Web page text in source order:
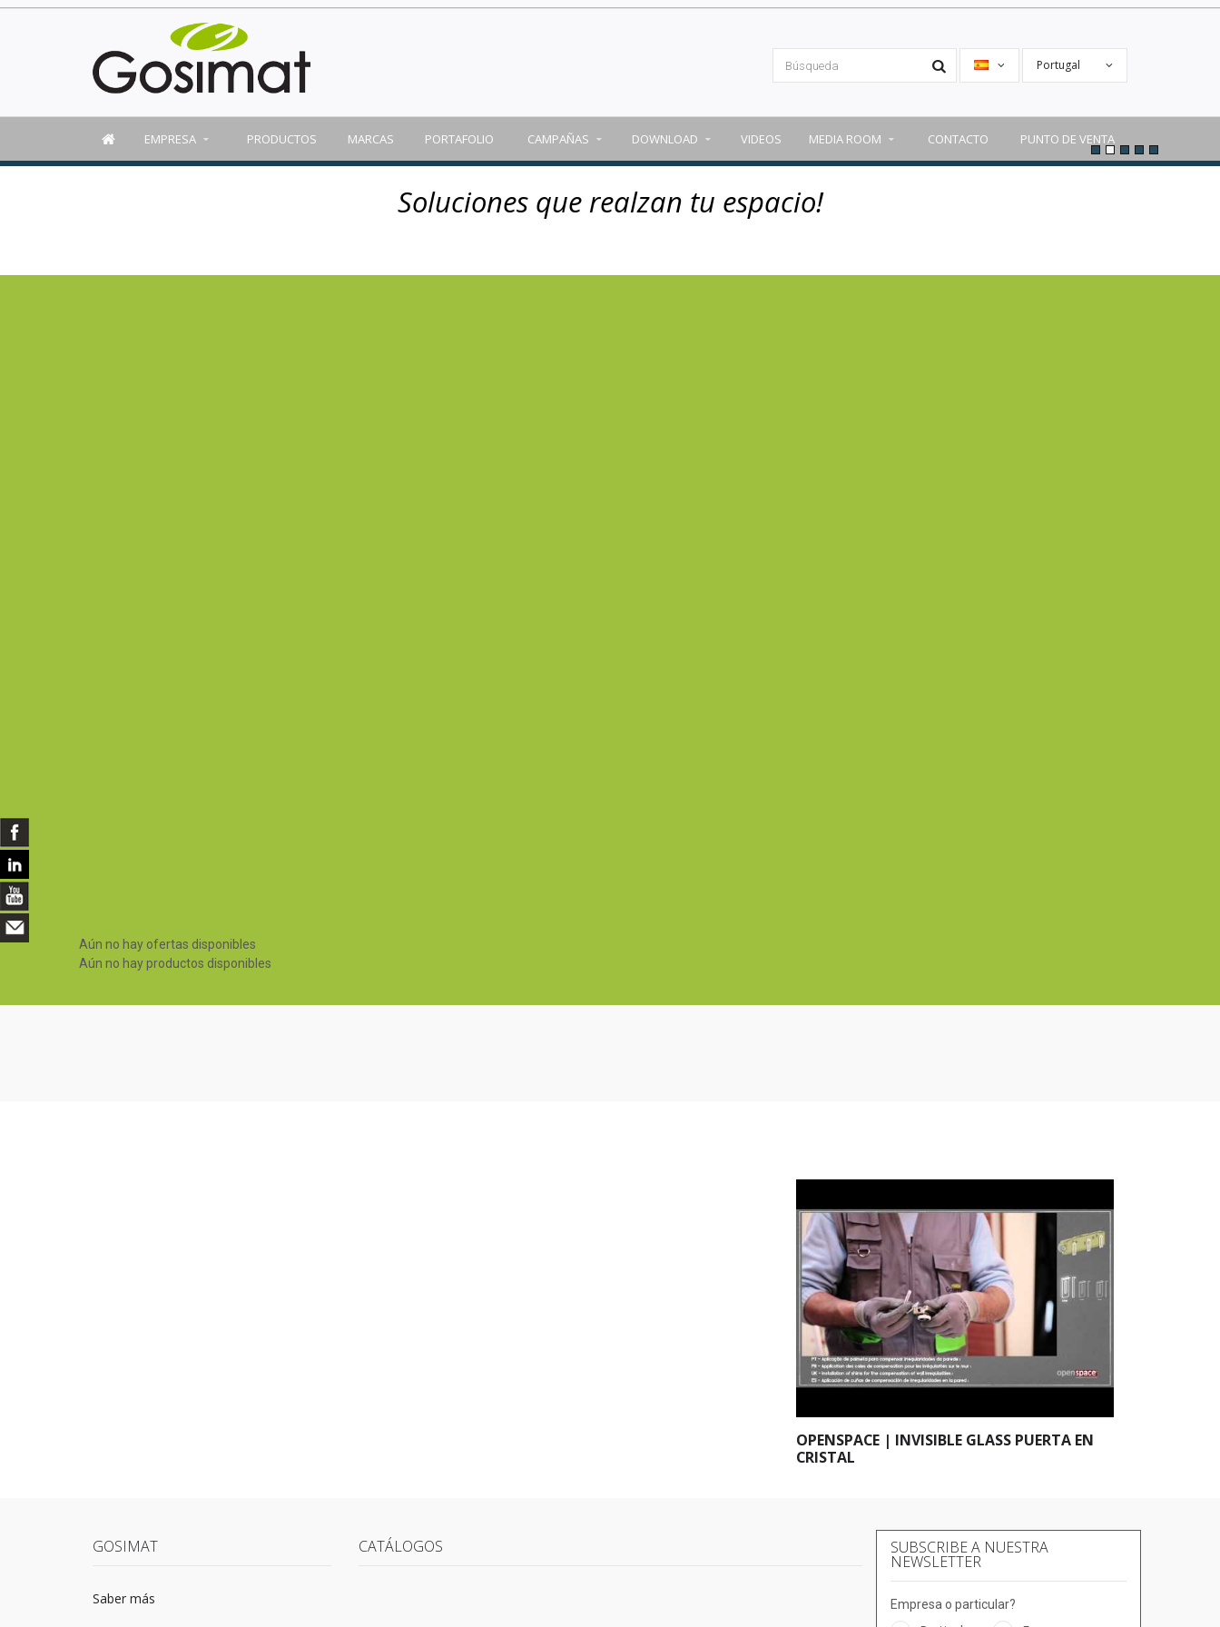
Portugal
EMPRESA PRODUCTOS MARCAS PORTAFOLIO CAMPAÑAS DOWNLOAD VIDEOS MEDIA ROOM CONTACTO PUNTO DE VENTA
Soluciones que realzan tu espacio!
Aún no hay ofertas disponibles
Aún no hay productos disponibles
OPENSPACE | INVISIBLE GLASS PUERTA EN
CRISTAL
GOSIMAT
Saber más
CATÁLOGOS SUBSCRIBE A NUESTRA
NEWSLETTER
Empresa o particular?